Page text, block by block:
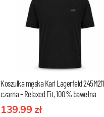
Koszulka męska Karl Lagerfeld
czarna – Relaxed Fit, 100% bawełna
organiczna, Rozmiar L
139.99 zł